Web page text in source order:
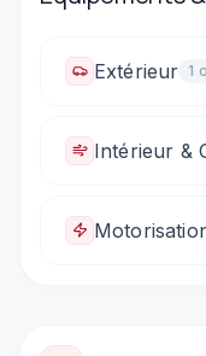
Extérieur 1
Rétroviseurs
Intérieur &
Climatisation
Vitres